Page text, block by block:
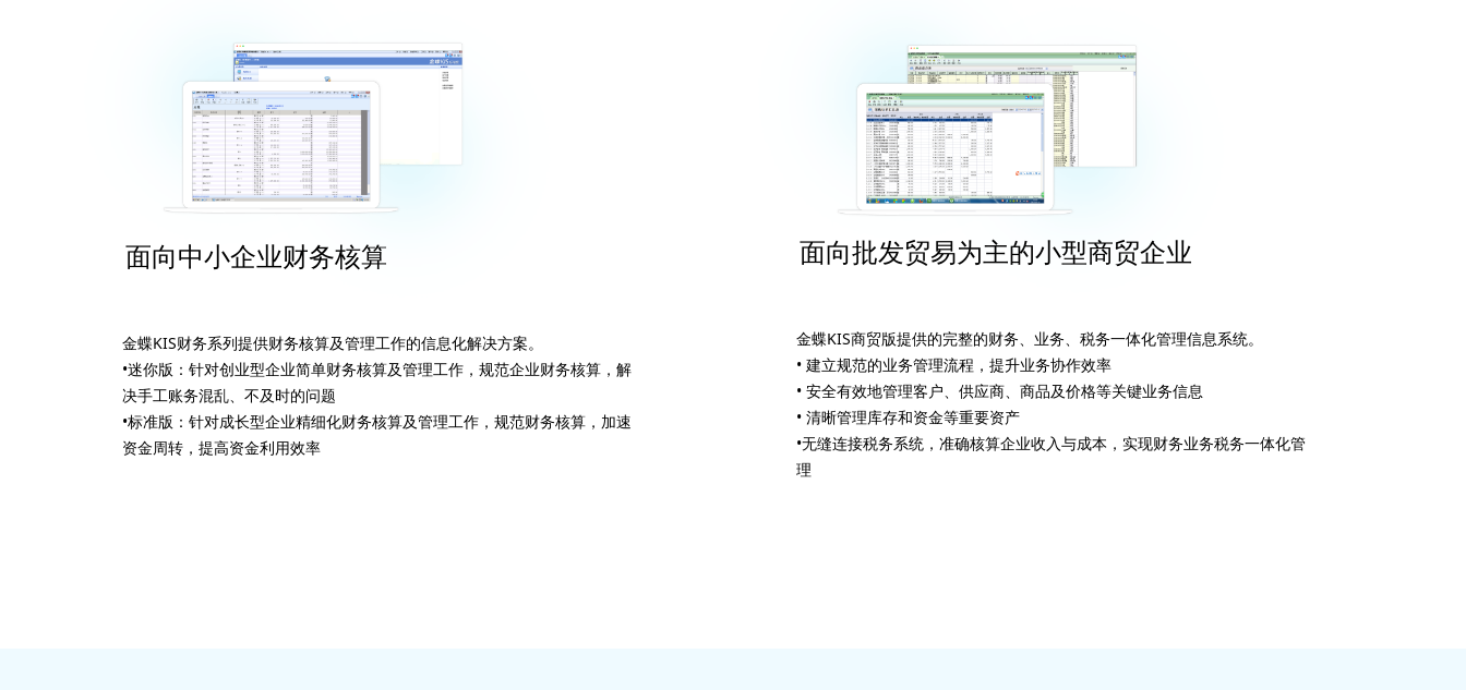
金蝶KIS商贸版提供的完整的财务、业务、税务一体化管理信息系统。
• 建立规范的业务管理流程，提升业务协作效率
• 安全有效地管理客户、供应商、商品及价格等关键业务信息
• 清晰管理库存和资金等重要资产
•无缝连接税务系统，准确核算企业收入与成本，实现财务业务税务一体化管
理
面向批发贸易为主的小型商贸企业
金蝶KIS财务系列提供财务核算及管理工作的信息化解决方案。
•迷你版：针对创业型企业简单财务核算及管理工作，规范企业财务核算，解
决手工账务混乱、不及时的问题
•标准版：针对成长型企业精细化财务核算及管理工作，规范财务核算，加速
资金周转，提高资金利用效率
面向中小企业财务核算